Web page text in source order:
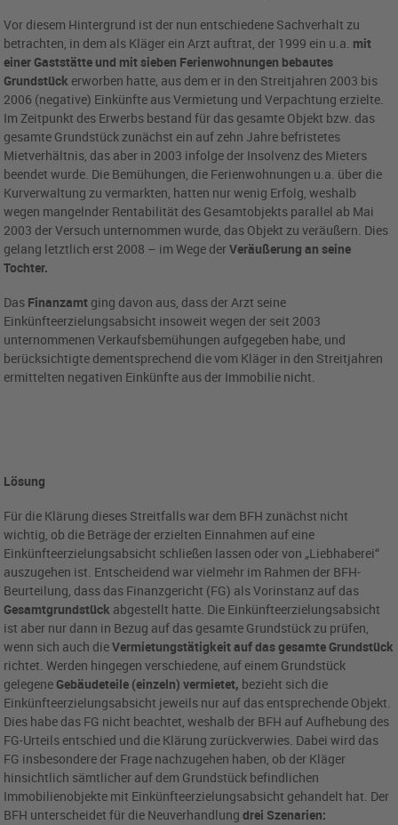
Vor diesem Hintergrund ist der nun entschiedene Sachverhalt zu
betrachten, in dem als Kläger ein Arzt auftrat, der 1999 ein u.a. mit
einer Gaststätte und mit sieben Ferienwohnungen bebautes
Grundstück erworben hatte, aus dem er in den Streitjahren 2003 bis
2006 (negative) Einkünfte aus Vermietung und Verpachtung erzielte.
Im Zeitpunkt des Erwerbs bestand für das gesamte Objekt bzw. das
gesamte Grundstück zunächst ein auf zehn Jahre befristetes
Mietverhältnis, das aber in 2003 infolge der Insolvenz des Mieters
beendet wurde. Die Bemühungen, die Ferienwohnungen u.a. über die
Kurverwaltung zu vermarkten, hatten nur wenig Erfolg, weshalb
wegen mangelnder Rentabilität des Gesamtobjekts parallel ab Mai
2003 der Versuch unternommen wurde, das Objekt zu veräußern. Dies
gelang letztlich erst 2008 – im Wege derVeräußerung an seine
Tochter.
Das Finanzamt ging davon aus, dass der Arzt seine
Einkünfteerzielungsabsicht insoweit wegen der seit 2003
unternommenen Verkaufsbemühungen aufgegeben habe, und
berücksichtigte dementsprechend die vom Kläger in den Streitjahren
ermittelten negativen Einkünfte aus der Immobilie nicht.
Lösung
Für die Klärung dieses Streitfalls war dem BFH zunächst nicht
wichtig, ob die Beträge der erzielten Einnahmen auf eine
Einkünfteerzielungsabsicht schließen lassen oder von „Liebhaberei“
auszugehen ist. Entscheidend war vielmehr im Rahmen der BFH-
Beurteilung, dass das Finanzgericht (FG) als Vorinstanz auf das
Gesamtgrundstück abgestellt hatte. Die Einkünfteerzielungsabsicht
ist aber nur dann in Bezug auf das gesamte Grundstück zu prüfen,
wenn sich auch dieVermietungstätigkeit auf das gesamte Grundstück
richtet. Werden hingegen verschiedene, auf einem Grundstück
gelegene Gebäudeteile (einzeln) vermietet, bezieht sich die
Einkünfteerzielungsabsicht jeweils nur auf das entsprechende Objekt.
Dies habe das FG nicht beachtet, weshalb der BFH auf Aufhebung des
FG-Urteils entschied und die Klärung zurückverwies. Dabei wird das
FG insbesondere der Frage nachzugehen haben, ob der Kläger
hinsichtlich sämtlicher auf dem Grundstück befindlichen
Immobilienobjekte mit Einkünfteerzielungsabsicht gehandelt hat. Der
BFH unterscheidet für die Neuverhandlungdrei Szenarien: